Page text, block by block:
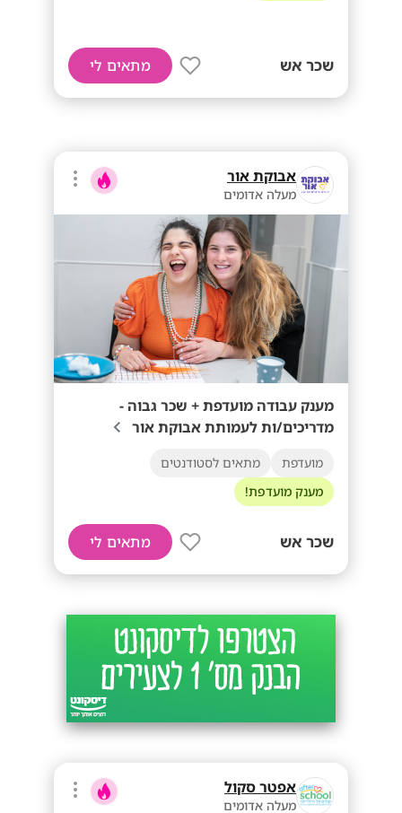
שכר אש מתאים לי
אבוקת אור
מעלה אדומים
מענק עבודה מועדפת + שכר גבוה -
מדריכים/ות לעמותת אבוקת אור
מועדפת
מתאים לסטודנטים
מענק מועדפת!
שכר אש מתאים לי
אפטר סקול
מעלה אדומים